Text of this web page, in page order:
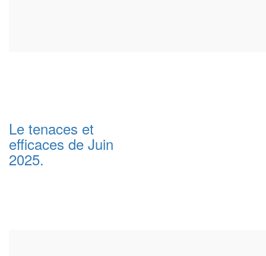
Le tenaces et
efficaces de Juin
2025.